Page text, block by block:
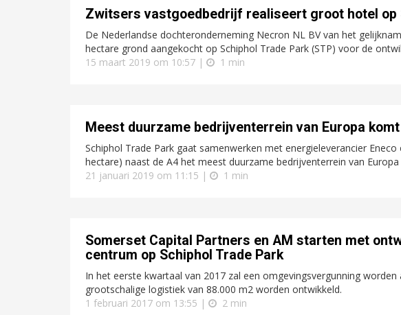
Zwitsers vastgoedbedrijf realiseert groot hotel op
De Nederlandse dochteronderneming Necron NL BV van het
hectare grond aangekocht op Schiphol Trade Park (STP) voor de
15 maart 2019 om 10:57 |
1 min
Meest duurzame bedrijventerrein van Europa
Schiphol Trade Park gaat samenwerken met energieleverancier
hectare) naast de A4 het meest duurzame bedrijventerrein van
21 januari 2019 om 11:15 |
1 min
Somerset Capital Partners en AM starten met
centrum op Schiphol Trade Park
In het eerste kwartaal van 2017 zal een omgevingsvergunning worden
grootschalige logistiek van 88.000 m2 worden ontwikkeld.
1 februari 2017 om 13:55 |
2 min